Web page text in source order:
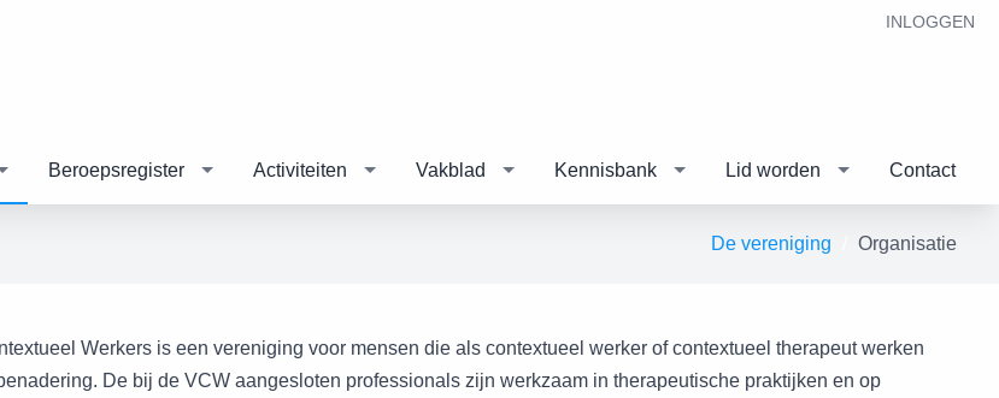
INLOGGEN
Beroepsregister Activiteiten Vakblad Kennisbank Lid worden Contact
De vereniging Organisatie
Werkers is een vereniging voor mensen die als contextueel werker of contextueel therapeut werken
De bij de VCW aangesloten professionals zijn werkzaam in therapeutische praktijken en op